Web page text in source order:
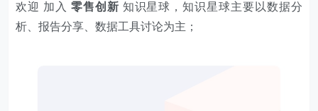
欢迎 加入 零售创新 知识星球，知识星球主要以数据分
析、报告分享、数据工具讨论为主；